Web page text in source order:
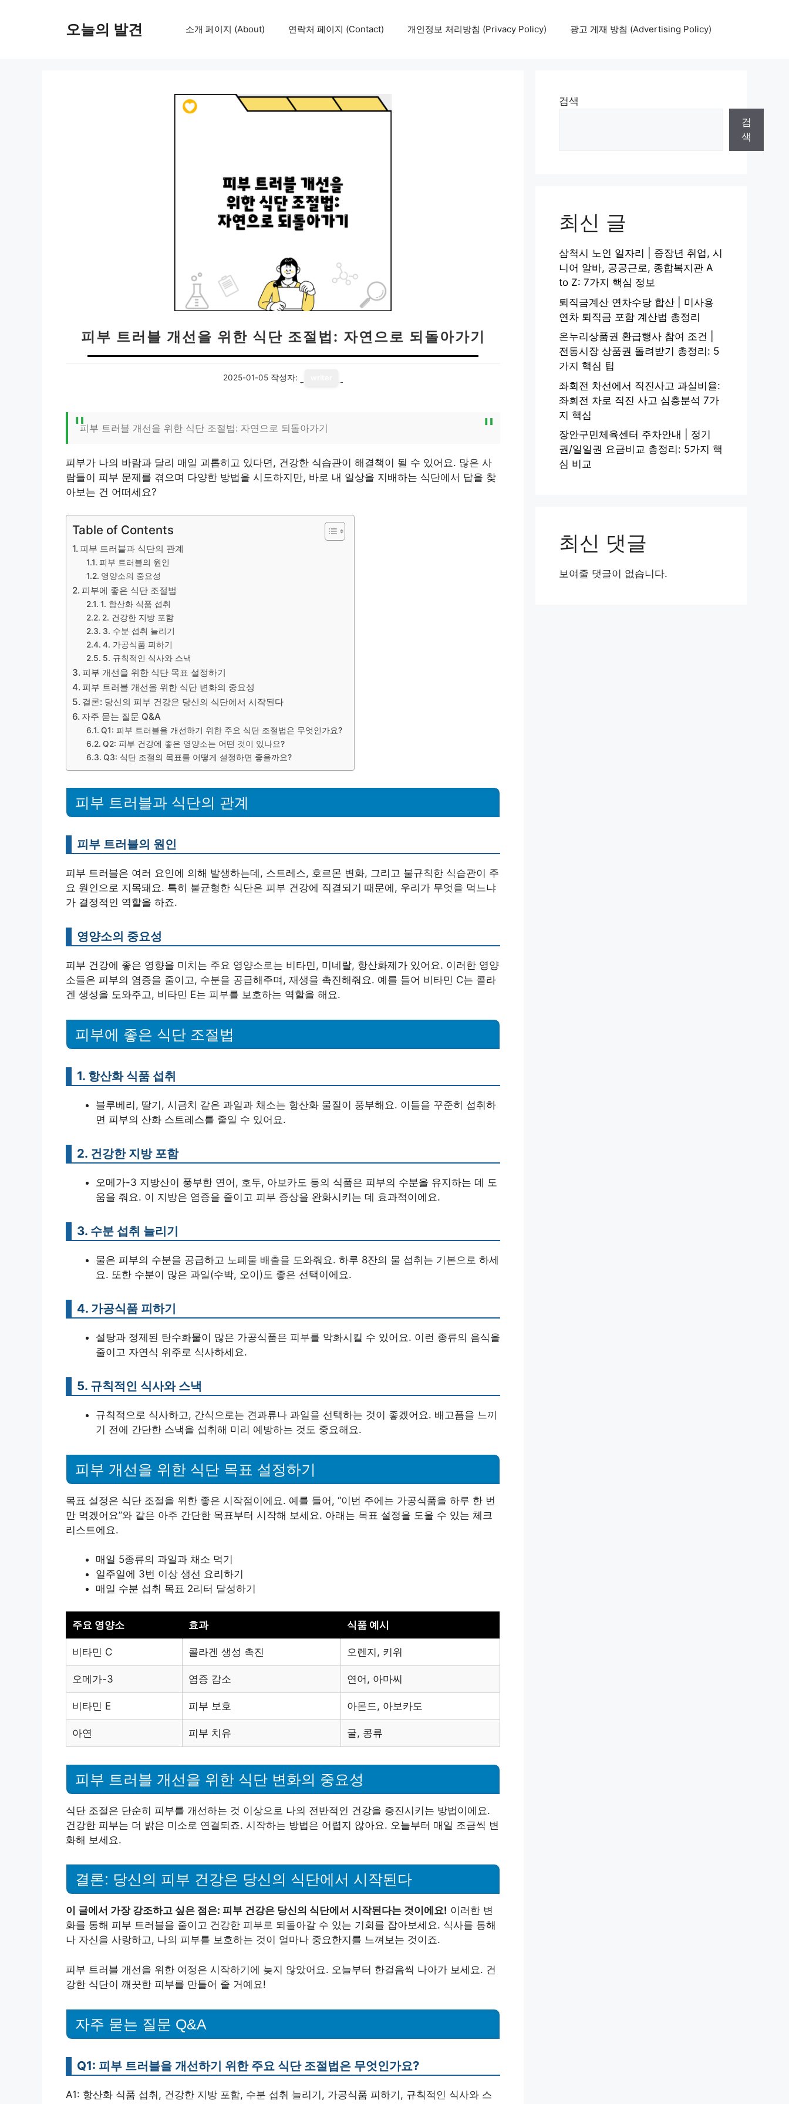
오늘의 발견 소개 페이지 (About) 연락처 페이지 (Contact) 개인정보 처리방침 (Privacy Policy) 광고 게재 방침 (Advertising Policy)
피부 트러블 개선을 위한 식단 조절법: 자연으로 되돌아가기
2025-01-05 작성자:
피부 트러블 개선을 위한 식단 조절법: 자연으로 되돌아가기
피부가 나의 바람과 달리 매일 괴롭히고 있다면, 건강한 식습관이 해결책이 될 수 있어요. 많은 사
람들이 피부 문제를 겪으며 다양한 방법을 시도하지만, 바로 내 일상을 지배하는 식단에서 답을 찾
아보는 건 어떠세요?
Table of Contents
피부 트러블과 식단의 관계
피부 트러블의 원인
영양소의 중요성
피부에 좋은 식단 조절법
1. 항산화 식품 섭취
2. 건강한 지방 포함
3. 수분 섭취 늘리기
4. 가공식품 피하기
5. 규칙적인 식사와 스낵
피부 개선을 위한 식단 목표 설정하기
피부 트러블 개선을 위한 식단 변화의 중요성
결론: 당신의 피부 건강은 당신의 식단에서 시작된다
자주 묻는 질문 Q&A
Q1: 피부 트러블을 개선하기 위한 주요 식단 조절법은 무엇인가요?
Q2: 피부 건강에 좋은 영양소는 어떤 것이 있나요?
Q3: 식단 조절의 목표를 어떻게 설정하면 좋을까요?
피부 트러블과 식단의 관계
피부 트러블의 원인
피부 트러블은 여러 요인에 의해 발생하는데, 스트레스, 호르몬 변화, 그리고 불규칙한 식습관이 주
요 원인으로 지목돼요. 특히 불균형한 식단은 피부 건강에 직결되기 때문에, 우리가 무엇을 먹느냐
가 결정적인 역할을 하죠.
영양소의 중요성
피부 건강에 좋은 영향을 미치는 주요 영양소로는 비타민, 미네랄, 항산화제가 있어요. 이러한 영양
소들은 피부의 염증을 줄이고, 수분을 공급해주며, 재생을 촉진해줘요. 예를 들어 비타민 C는 콜라
겐 생성을 도와주고, 비타민 E는 피부를 보호하는 역할을 해요.
피부에 좋은 식단 조절법
1. 항산화 식품 섭취
블루베리, 딸기, 시금치 같은 과일과 채소는 항산화 물질이 풍부해요. 이들을 꾸준히 섭취하
면 피부의 산화 스트레스를 줄일 수 있어요.
2. 건강한 지방 포함
오메가-3 지방산이 풍부한 연어, 호두, 아보카도 등의 식품은 피부의 수분을 유지하는 데 도
움을 줘요. 이 지방은 염증을 줄이고 피부 증상을 완화시키는 데 효과적이에요.
3. 수분 섭취 늘리기
물은 피부의 수분을 공급하고 노폐물 배출을 도와줘요. 하루 8잔의 물 섭취는 기본으로 하세
요. 또한 수분이 많은 과일(수박, 오이)도 좋은 선택이에요.
4. 가공식품 피하기
설탕과 정제된 탄수화물이 많은 가공식품은 피부를 악화시킬 수 있어요. 이런 종류의 음식을
줄이고 자연식 위주로 식사하세요.
5. 규칙적인 식사와 스낵
규칙적으로 식사하고, 간식으로는 견과류나 과일을 선택하는 것이 좋겠어요. 배고픔을 느끼
기 전에 간단한 스낵을 섭취해 미리 예방하는 것도 중요해요.
피부 개선을 위한 식단 목표 설정하기
목표 설정은 식단 조절을 위한 좋은 시작점이에요. 예를 들어, “이번 주에는 가공식품을 하루 한 번
만 먹겠어요”와 같은 아주 간단한 목표부터 시작해 보세요. 아래는 목표 설정을 도울 수 있는 체크
리스트에요.
매일 5종류의 과일과 채소 먹기
일주일에 3번 이상 생선 요리하기
매일 수분 섭취 목표 2리터 달성하기
주요 영양소 효과 식품 예시
비타민 C 콜라겐 생성 촉진 오렌지, 키위
오메가-3 염증 감소 연어, 아마씨
비타민 E 피부 보호 아몬드, 아보카도
아연 피부 치유 굴, 콩류
피부 트러블 개선을 위한 식단 변화의 중요성
식단 조절은 단순히 피부를 개선하는 것 이상으로 나의 전반적인 건강을 증진시키는 방법이에요.
건강한 피부는 더 밝은 미소로 연결되죠. 시작하는 방법은 어렵지 않아요. 오늘부터 매일 조금씩 변
화해 보세요.
결론: 당신의 피부 건강은 당신의 식단에서 시작된다
이 글에서 가장 강조하고 싶은 점은: 피부 건강은 당신의 식단에서 시작된다는 것이에요! 이러한 변
화를 통해 피부 트러블을 줄이고 건강한 피부로 되돌아갈 수 있는 기회를 잡아보세요. 식사를 통해
나 자신을 사랑하고, 나의 피부를 보호하는 것이 얼마나 중요한지를 느껴보는 것이죠.
피부 트러블 개선을 위한 여정은 시작하기에 늦지 않았어요. 오늘부터 한걸음씩 나아가 보세요. 건
강한 식단이 깨끗한 피부를 만들어 줄 거예요!
자주 묻는 질문 Q&A
Q1: 피부 트러블을 개선하기 위한 주요 식단 조절법은 무엇인가요?
A1: 항산화 식품 섭취, 건강한 지방 포함, 수분 섭취 늘리기, 가공식품 피하기, 규칙적인 식사와 스
검색
검
색
최신 글
삼척시 노인 일자리 | 중장년 취업, 시
니어 알바, 공공근로, 종합복지관 A
to Z: 7가지 핵심 정보
퇴직금계산 연차수당 합산 | 미사용
연차 퇴직금 포함 계산법 총정리
온누리상품권 환급행사 참여 조건 |
전통시장 상품권 돌려받기 총정리: 5
가지 핵심 팁
좌회전 차선에서 직진사고 과실비율:
좌회전 차로 직진 사고 심층분석 7가
지 핵심
장안구민체육센터 주차안내 | 정기
권/일일권 요금비교 총정리: 5가지 핵
심 비교
최신 댓글
보여줄 댓글이 없습니다.